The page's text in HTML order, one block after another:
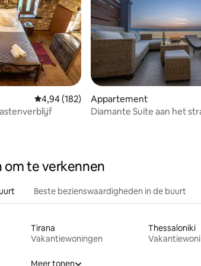
Gemiddelde beoordeling van 4,94 op 5,
4,94 (182)
Appartement
Diamante Suite aan het
om te verkennen
Beste bezienswaardigheden in de buurt
Tirana
Vakantiewoningen
Thessaloniki
Meer tonen